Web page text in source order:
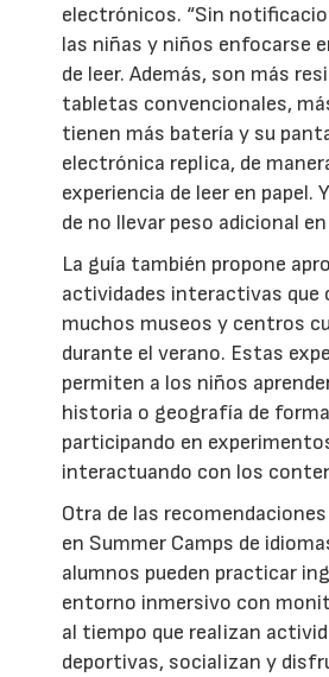
electrónicos. “Sin
las niñas y niños enfocarse
de leer. Además, son más
tabletas convencionales,
tienen más batería y su
electrónica replica, de
experiencia de leer en papel.
de no llevar peso adicional
La guía también propone
actividades interactivas que
muchos museos y centros
durante el verano. Estas
permiten a los niños
historia o geografía de
participando en
interactuando con los
Otra de las
en Summer Camps de
alumnos pueden practicar
entorno inmersivo con
al tiempo que realizan
deportivas, socializan y